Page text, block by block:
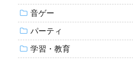
音ゲー
パーティ
学習・教育